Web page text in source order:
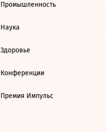
Промышленность
Наука
Здоровье
Конференции
Премия Импульс